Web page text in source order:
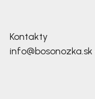
Kontakty
info@bosonozka.sk